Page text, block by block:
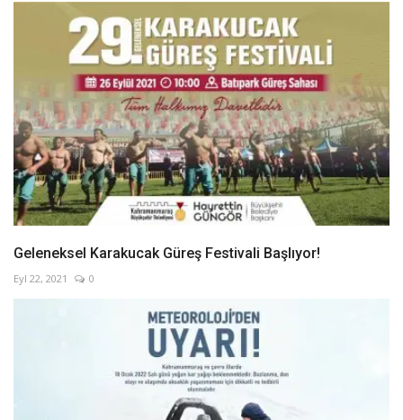
Geleneksel Karakucak Güreş Festivali Başlıyor!
Eyl 22, 2021 0